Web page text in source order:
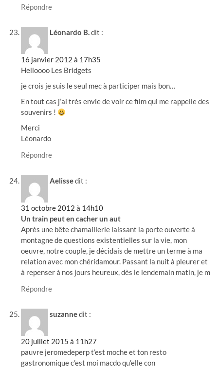
Répondre
Léonardo B.dit :
16 janvier 2012 à 17h35
Helloooo Les Bridgets
je crois je suis le seul mec à participer mais bon…
En tout cas j’ai très envie de voir ce film qui me rappelle des
souvenirs !
Merci
Léonardo
Répondre
Aelissedit :
31 octobre 2012 à 14h10
Un train peut en cacher un aut
Après une bête chamaillerie laissant la porte ouverte à
montagne de questions existentielles sur la vie, mon
oeuvre, notre couple, je décidais de mettre un terme à ma
relation avec mon chéridamour. Passant la nuit à pleurer et
à repenser à nos jours heureux, dès le lendemain matin, je m
Répondre
suzannedit :
20 juillet 2015 à 11h27
pauvre jeromedeperp t’est moche et ton resto
gastronomique c’est moi macdo qu’elle con